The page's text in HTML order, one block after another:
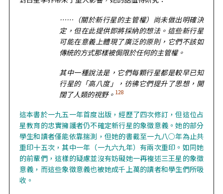
……（關於新行星的主管權）尚未做出明確決
定，但在此提供即將採納的想法。這些新行星
可能在意義上體現了廣泛的原則，它們不該如
傳統的方式那樣被侷限於任何的主管權。
其中一種說法是，它們每顆行星都是較早已知
行星的「高八度」，彷彿它們提升了思想，開
闊了人類的視野。 128
這本書於一九五一年首度出版，經歷了四次修訂，但這位占
星教育的忠實擁護者仍不確定新行星的象徵意義。她的部分
學生和讀者僅能依靠揣測，但她的書截至一九八○年為止共
重印十五次，其中一年（一九六九年）有兩次重印。如同她
的前輩們，這樣的疑慮並沒有妨礙她一再複述三王星的象徵
意義，而這些象徵意義也被她成千上萬的讀者和學生們所吸
收。